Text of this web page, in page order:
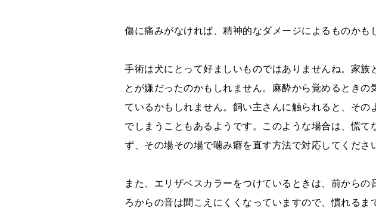
傷に痛みがなければ、精神的なダメージによるものかも
手術は犬にとって好ましいものではありませんね。家族
とが嫌だったのかもしれません。麻酔から覚めるときの
ているかもしれません。飼い主さんに触られると、その
でしまうこともあるようです。このような場合は、慌て
ず、その場その場で噛み癖を直す方法で対応してくださ
また、エリザベスカラーをつけているときは、前からの
ろからの音は聞こえにくくなっていますので、慣れるま